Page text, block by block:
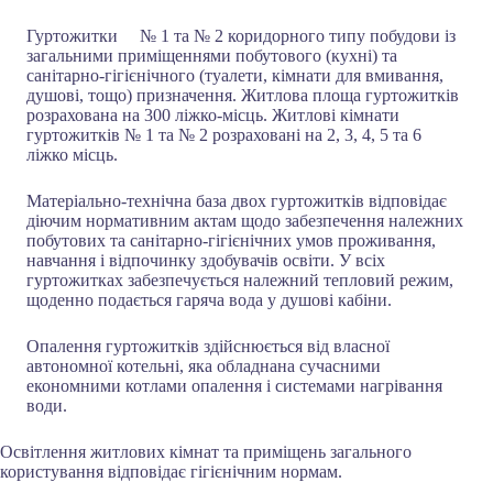
Гуртожитки № 1 та № 2 коридорного типу побудови із
загальними приміщеннями побутового (кухні) та
санітарно-гігієнічного (туалети, кімнати для вмивання,
душові, тощо) призначення. Житлова площа гуртожитків
розрахована на 300 ліжко-місць. Житлові кімнати
гуртожитків № 1 та № 2 розраховані на 2, 3, 4, 5 та 6
ліжко місць.
Матеріально-технічна база двох гуртожитків відповідає
діючим нормативним актам щодо забезпечення належних
побутових та санітарно-гігієнічних умов проживання,
навчання і відпочинку здобувачів освіти. У всіх
гуртожитках забезпечується належний тепловий режим,
щоденно подається гаряча вода у душові кабіни.
Опалення гуртожитків здійснюється від власної
автономної котельні, яка обладнана сучасними
економними котлами опалення і системами нагрівання
води.
Освітлення житлових кімнат та приміщень загального
користування відповідає гігієнічним нормам.